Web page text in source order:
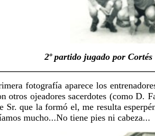
2º partido jugado por
fotografía aparece los
otros ojeadores sacerdotes (como D.
Sr. que la formó el, me resulta
mucho...No tiene pies ni cabeza...